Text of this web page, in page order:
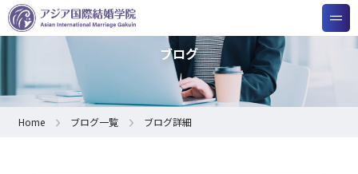
ブログ
Home ブログ一覧 ブログ詳細